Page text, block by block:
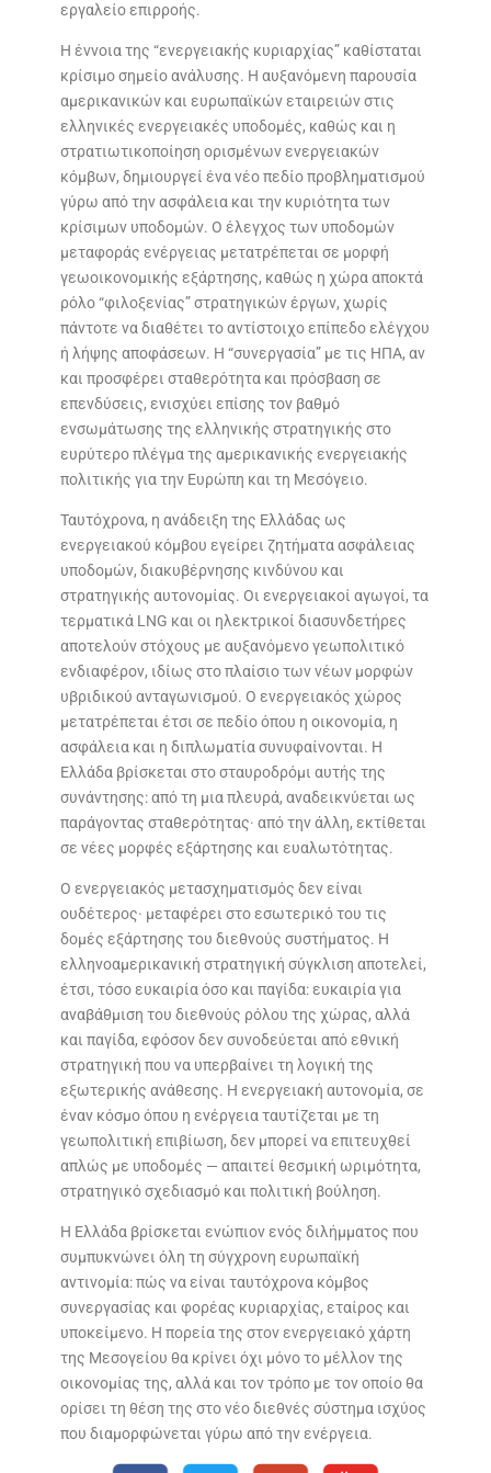
εργαλείο επιρροής.
Η έννοια της “ενεργειακής κυριαρχίας” καθίσταται
κρίσιμο σημείο ανάλυσης. Η αυξανόμενη παρουσία
αμερικανικών και ευρωπαϊκών εταιρειών στις
ελληνικές ενεργειακές υποδομές, καθώς και η
στρατιωτικοποίηση ορισμένων ενεργειακών
κόμβων, δημιουργεί ένα νέο πεδίο προβληματισμού
γύρω από την ασφάλεια και την κυριότητα των
κρίσιμων υποδομών. Ο έλεγχος των υποδομών
μεταφοράς ενέργειας μετατρέπεται σε μορφή
γεωοικονομικής εξάρτησης, καθώς η χώρα αποκτά
ρόλο “φιλοξενίας” στρατηγικών έργων, χωρίς
πάντοτε να διαθέτει το αντίστοιχο επίπεδο ελέγχου
ή λήψης αποφάσεων. Η “συνεργασία” με τις ΗΠΑ, αν
και προσφέρει σταθερότητα και πρόσβαση σε
επενδύσεις, ενισχύει επίσης τον βαθμό
ενσωμάτωσης της ελληνικής στρατηγικής στο
ευρύτερο πλέγμα της αμερικανικής ενεργειακής
πολιτικής για την Ευρώπη και τη Μεσόγειο.
Ταυτόχρονα, η ανάδειξη της Ελλάδας ως
ενεργειακού κόμβου εγείρει ζητήματα ασφάλειας
υποδομών, διακυβέρνησης κινδύνου και
στρατηγικής αυτονομίας. Οι ενεργειακοί αγωγοί, τα
τερματικά LNG και οι ηλεκτρικοί διασυνδετήρες
αποτελούν στόχους με αυξανόμενο γεωπολιτικό
ενδιαφέρον, ιδίως στο πλαίσιο των νέων μορφών
υβριδικού ανταγωνισμού. Ο ενεργειακός χώρος
μετατρέπεται έτσι σε πεδίο όπου η οικονομία, η
ασφάλεια και η διπλωματία συνυφαίνονται. Η
Ελλάδα βρίσκεται στο σταυροδρόμι αυτής της
συνάντησης: από τη μια πλευρά, αναδεικνύεται ως
παράγοντας σταθερότητας· από την άλλη, εκτίθεται
σε νέες μορφές εξάρτησης και ευαλωτότητας.
Ο ενεργειακός μετασχηματισμός δεν είναι
ουδέτερος· μεταφέρει στο εσωτερικό του τις
δομές εξάρτησης του διεθνούς συστήματος. Η
ελληνοαμερικανική στρατηγική σύγκλιση αποτελεί,
έτσι, τόσο ευκαιρία όσο και παγίδα: ευκαιρία για
αναβάθμιση του διεθνούς ρόλου της χώρας, αλλά
και παγίδα, εφόσον δεν συνοδεύεται από εθνική
στρατηγική που να υπερβαίνει τη λογική της
εξωτερικής ανάθεσης. Η ενεργειακή αυτονομία, σε
έναν κόσμο όπου η ενέργεια ταυτίζεται με τη
γεωπολιτική επιβίωση, δεν μπορεί να επιτευχθεί
απλώς με υποδομές — απαιτεί θεσμική ωριμότητα,
στρατηγικό σχεδιασμό και πολιτική βούληση.
Η Ελλάδα βρίσκεται ενώπιον ενός διλήμματος που
συμπυκνώνει όλη τη σύγχρονη ευρωπαϊκή
αντινομία: πώς να είναι ταυτόχρονα κόμβος
συνεργασίας και φορέας κυριαρχίας, εταίρος και
υποκείμενο. Η πορεία της στον ενεργειακό χάρτη
της Μεσογείου θα κρίνει όχι μόνο το μέλλον της
οικονομίας της, αλλά και τον τρόπο με τον οποίο θα
ορίσει τη θέση της στο νέο διεθνές σύστημα ισχύος
που διαμορφώνεται γύρω από την ενέργεια.